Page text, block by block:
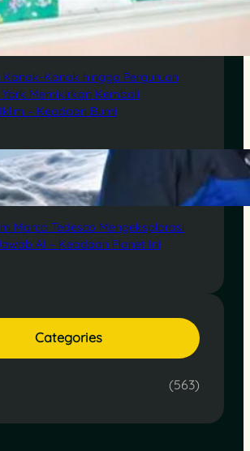
Kanak-Kanak hingga Perguruan
Memikirkan Kembali
– Keadaan Bumi
Marco Tedesco Mengeksplorasi
AI – Keadaan Planet Ini
Categories
(563)